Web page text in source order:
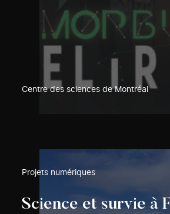
Centre des sciences de Montréal
Projets numériques
Science et survie à